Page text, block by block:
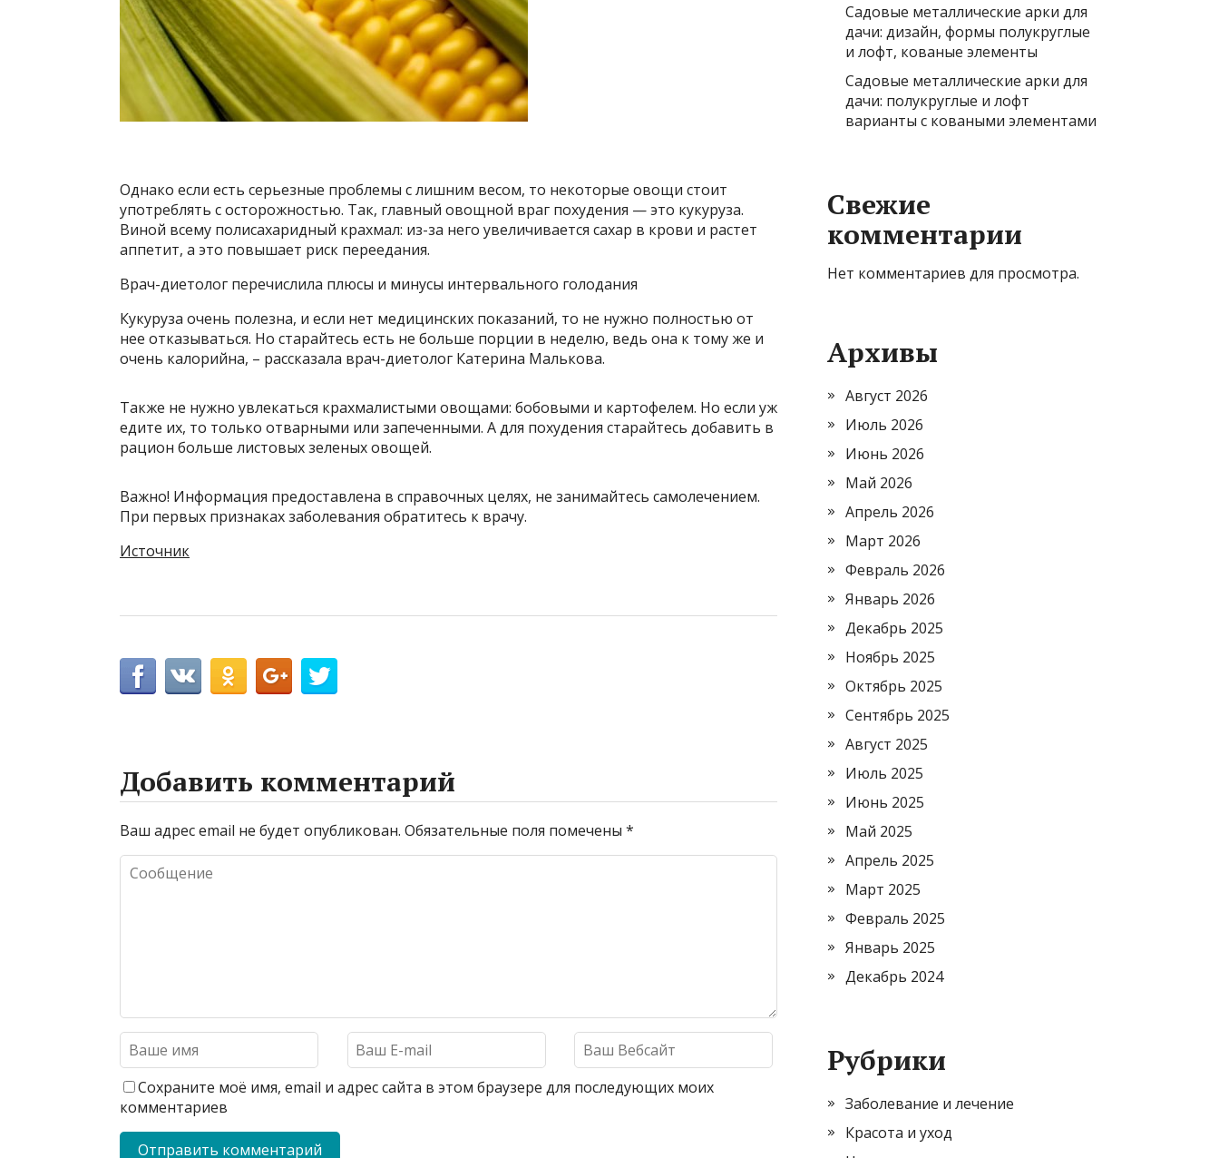
Однако если есть серьезные проблемы с лишним весом, то некоторые овощи стоит
употреблять с осторожностью. Так, главный овощной враг похудения — это кукуруза.
Виной всему полисахаридный крахмал: из-за него увеличивается сахар в крови и растет
аппетит, а это повышает риск переедания.
Врач-диетолог перечислила плюсы и минусы интервального голодания
Кукуруза очень полезна, и если нет медицинских показаний, то не нужно полностью от
нее отказываться. Но старайтесь есть не больше порции в неделю, ведь она к тому же и
очень калорийна, – рассказала врач-диетолог Катерина Малькова.
Также не нужно увлекаться крахмалистыми овощами: бобовыми и картофелем. Но если уж
едите их, то только отварными или запеченными. А для похудения старайтесь добавить в
рацион больше листовых зеленых овощей.
Важно! Информация предоставлена в справочных целях, не занимайтесь самолечением.
При первых признаках заболевания обратитесь к врачу.
Источник
Добавить комментарий
Ваш адрес email не будет опубликован. Обязательные поля помечены *
Сохраните моё имя, email и адрес сайта в этом браузере для последующих моих
комментариев
Садовые металлические арки для
дачи: дизайн, формы полукруглые
и лофт, кованые элементы
Садовые металлические арки для
дачи: полукруглые и лофт
варианты с коваными элементами
Свежие
комментарии
Нет комментариев для просмотра.
Архивы
Август 2026
Июль 2026
Июнь 2026
Май 2026
Апрель 2026
Март 2026
Февраль 2026
Январь 2026
Декабрь 2025
Ноябрь 2025
Октябрь 2025
Сентябрь 2025
Август 2025
Июль 2025
Июнь 2025
Май 2025
Апрель 2025
Март 2025
Февраль 2025
Январь 2025
Декабрь 2024
Рубрики
Заболевание и лечение
Красота и уход